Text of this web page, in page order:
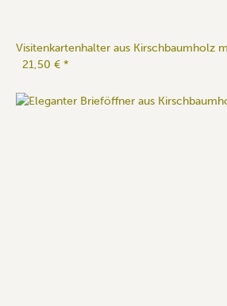
Visitenkartenhalter aus Kirschbaumholz
21,50 € *